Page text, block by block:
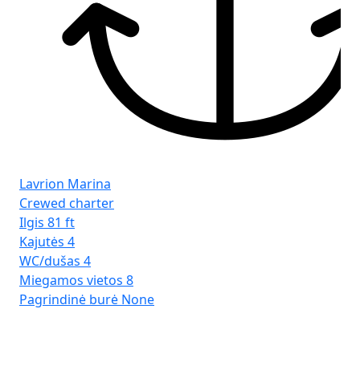
Lavrion Marina
Crewed charter
Ilgis 81 ft
Kajutės 4
WC/dušas 4
Miegamos vietos 8
Pagrindinė burė None